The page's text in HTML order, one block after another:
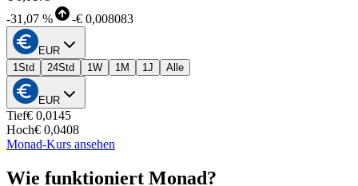
-31,07 % -€ 0,008083
EUR
1Std
24Std 1W 1M 1J Alle
EUR
Tief€ 0,0145
Hoch€ 0,0408
Monad-Kurs ansehen
Wie funktioniert Monad?